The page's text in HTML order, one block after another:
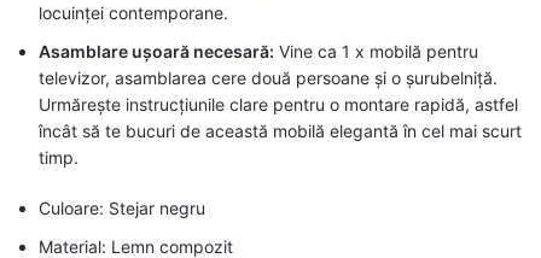
locuinței contemporane.
Asamblare ușoară necesară: Vine ca 1 x mobilă pentru
televizor, asamblarea cere două persoane și o șurubelniță.
Urmărește instrucțiunile clare pentru o montare rapidă, astfel
încât să te bucuri de această mobilă elegantă în cel mai scurt
timp.
Culoare: Stejar negru
Material: Lemn compozit